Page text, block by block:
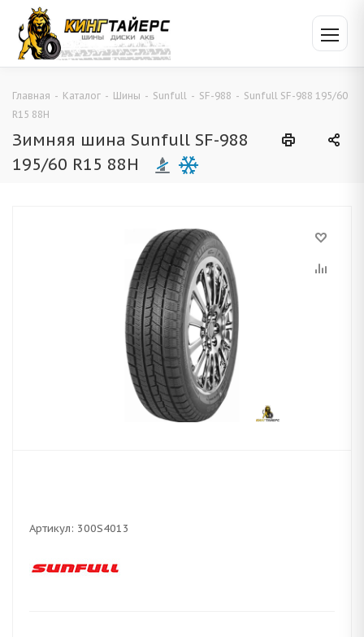
Главная - Каталог - Шины - Sunfull - SF-988 - Sunfull SF-988 195/60
R15 88H
Зимняя шина Sunfull SF-988
195/60 R15 88H
Артикул: 300S4013